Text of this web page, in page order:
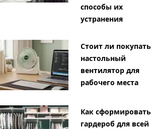
способы их
устранения
Стоит ли покупать
настольный
вентилятор для
рабочего места
Как сформировать
гардероб для всей